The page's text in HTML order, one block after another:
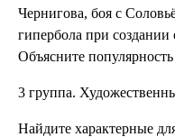
Чернигова, боя с
гипербола при
Объясните
3 группа.
Найдите характерные